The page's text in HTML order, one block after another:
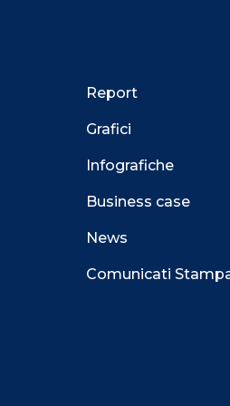
Report
Grafici
Infografiche
Business case
News
Comunicati